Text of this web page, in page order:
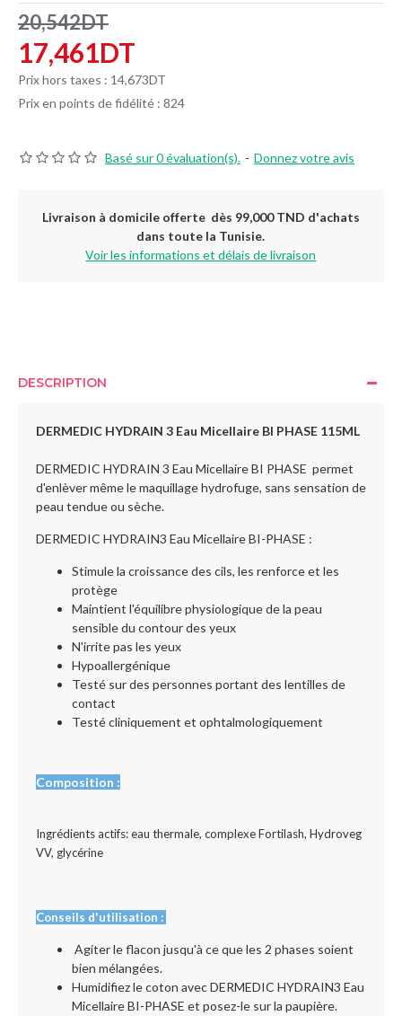
Basé sur 0 évaluation(s). - Donnez votre avis
17,461DT
20,542DT
Prix hors taxes : 14,673DT
Prix en points de fidélité : 824
Livraison à domicile offerte dès 99,000 TND d'achats
dans toute la Tunisie.
Voir les informations et délais de livraison
DESCRIPTION
DERMEDIC HYDRAIN 3 Eau Micellaire BI PHASE 115ML
DERMEDIC HYDRAIN 3 Eau Micellaire BI PHASE permet
d'enlèver même le maquillage hydrofuge, sans sensation de
peau tendue ou sèche.
DERMEDIC HYDRAIN3 Eau Micellaire BI-PHASE :
Stimule la croissance des cils, les renforce et les
protège
Maintient l'équilibre physiologique de la peau
sensible du contour des yeux
N'irrite pas les yeux
Hypoallergénique
Testé sur des personnes portant des lentilles de
contact
Testé cliniquement et ophtalmologiquement
Composition :
Ingrédients actifs: eau thermale, complexe Fortilash, Hydroveg
VV, glycérine
Conseils d'utilisation :
Agiter le flacon jusqu'à ce que les 2 phases soient
bien mélangées.
Humidifiez le coton avec DERMEDIC HYDRAIN3 Eau
Micellaire BI-PHASE et posez-le sur la paupière.